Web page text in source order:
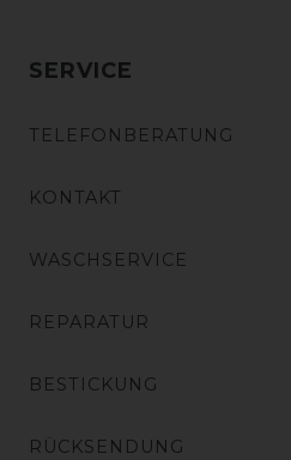
SERVICE
TELEFONBERATUNG
KONTAKT
WASCHSERVICE
REPARATUR
BESTICKUNG
RÜCKSENDUNG